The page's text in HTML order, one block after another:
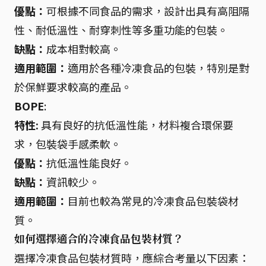
優點： 可根據不同食品的需求，設計出具有高阻隔
性、耐低溫性、耐穿刺性等多重功能的包裝。
缺點： 成本相對較高。
適用範圍： 適用於各種冷凍食品的包裝，特別是對
於保鮮要求較高的產品。
BOPE:
特性:具有良好的抗低溫性能，材料複合環保要
求，包裝袋手感柔軟。
優點： 抗低溫性能良好。
缺點： 資訊較少。
適用範圍： 目前也較為常見的冷凍食品包裝袋材
質。
如何選擇適合的冷凍食品包裝材質？
選擇冷凍食品包裝材質時，應綜合考量以下因素：